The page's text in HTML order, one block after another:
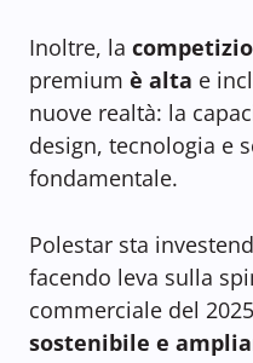
Inoltre, la
premium è alta e
nuove realtà: la
design, tecnologia e
fondamentale.
Polestar sta
facendo leva sulla
commerciale del
sostenibile e